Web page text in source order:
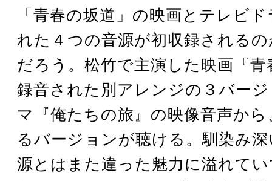
「青春の坂道」の映画とテレビ
れた４つの音源が初収録される
だろう。松竹で主演した映画『青
録音された別アレンジの３バー
マ『俺たちの旅』の映像音声か
るバージョンが聴ける。馴染み
源とはまた違った魅力に溢れて